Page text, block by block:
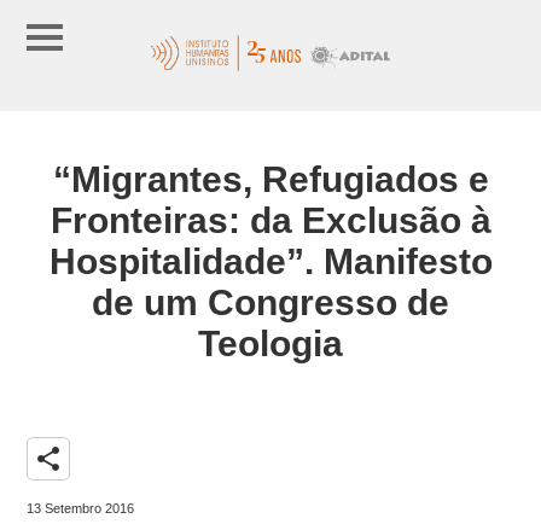
“Migrantes, Refugiados e
Fronteiras: da Exclusão à
Hospitalidade”. Manifesto
de um Congresso de
Teologia
share
13 Setembro 2016